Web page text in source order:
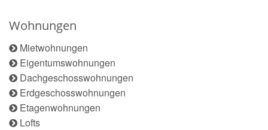
Wohnungen
Mietwohnungen
Eigentumswohnungen
Dachgeschosswohnungen
Erdgeschosswohnungen
Etagenwohnungen
Lofts